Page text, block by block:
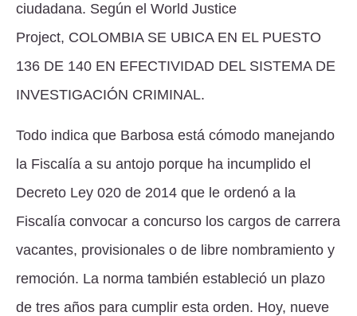
ciudadana. Según el World Justice
Project, COLOMBIA SE UBICA EN EL PUESTO
136 DE 140 EN EFECTIVIDAD DEL SISTEMA DE
INVESTIGACIÓN CRIMINAL.
Todo indica que Barbosa está cómodo manejando
la Fiscalía a su antojo porque ha incumplido el
Decreto Ley 020 de 2014 que le ordenó a la
Fiscalía convocar a concurso los cargos de carrera
vacantes, provisionales o de libre nombramiento y
remoción. La norma también estableció un plazo
de tres años para cumplir esta orden. Hoy, nueve